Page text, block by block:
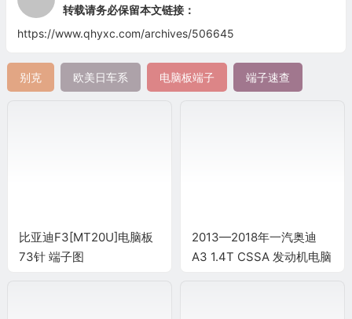
转载请务必保留本文链接：
https://www.qhyxc.com/archives/506645
别克 欧美日车系 电脑板端子 端子速查
比亚迪F3[MT20U]电脑板
73针 端子图
2013—2018年一汽奥迪
A3 1.4T CSSA 发动机电脑